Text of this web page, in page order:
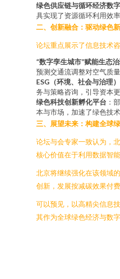
绿色供应链与循环经济数
具实现了资源循环利用效率
二、创新融合：驱动绿色
论坛重点展示了信息技术
“数字孪生城市”赋能生态
预测交通流调整对空气质
ESG（环境、社会与治理
务与策略咨询，引导资本
绿色科技创新孵化平台 ：
本与市场，加速了绿色技
三、展望未来：构建全球
论坛与会专家一致认为，
核心价值在于利用数据智
北京将继续强化在该领域
创新，发展按减碳效果付
可以预见，以高精尖信息
其作为全球绿色经济与数